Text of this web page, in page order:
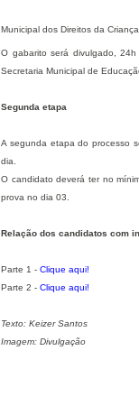
Municipal dos Direitos da
O gabarito será divulgado,
Secretaria Municipal de
Segunda etapa
A segunda etapa do processo
dia.
O candidato deverá ter no
prova no dia 03.
Relação dos candidatos com
Parte 1 - Clique aqui!
Parte 2 - Clique aqui!
Texto: Keizer Santos
Imagem: Divulgação